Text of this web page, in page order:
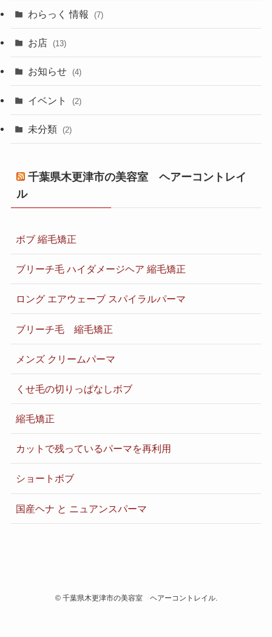
わらっく 情報 (7)
お店 (13)
お知らせ (4)
イベント (2)
未分類 (2)
千葉県木更津市の美容室 ヘアーコントレイ
ル
ボブ 縮毛矯正
ブリーチ毛 ハイダメージヘア 縮毛矯正
ロング エアウェーブ スパイラルパーマ
ブリーチ毛 縮毛矯正
メンズ クリームパーマ
くせ毛の切りっぱなしボブ
縮毛矯正
カットで残っているパーマを再利用
ショートボブ
国産ヘナ と ニュアンスパーマ
©千葉県木更津市の美容室 ヘアーコントレイル.